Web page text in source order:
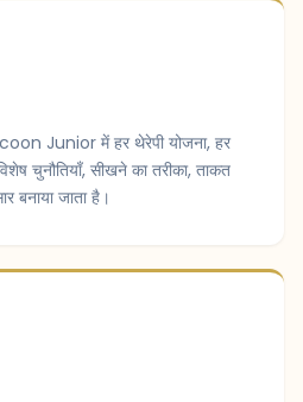
Junior में हर थेरेपी योजना, हर
चुनौतियाँ, सीखने का तरीका, ताकत
बनाया जाता है।